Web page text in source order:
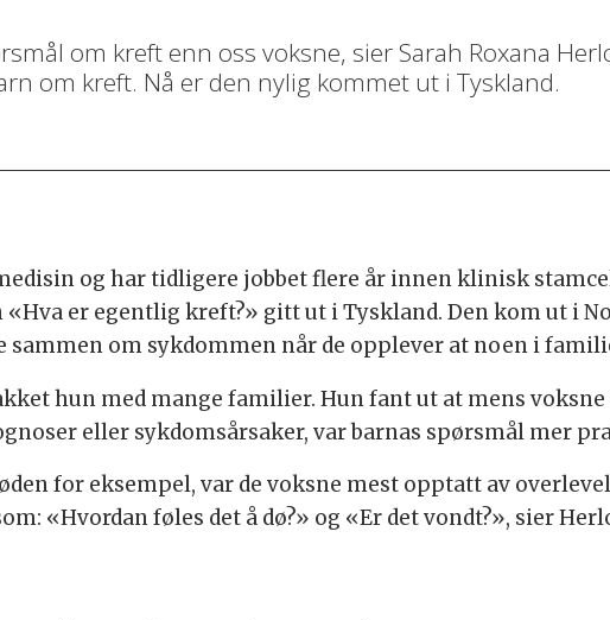
om kreft enn oss voksne, sier Sarah Roxana
om kreft. Nå er den nylig kommet ut i Tyskland.
og har tidligere jobbet flere år innen klinisk
er egentlig kreft?» gitt ut i Tyskland. Den kom ut i
sammen om sykdommen når de opplever at noen i
hun med mange familier. Hun fant ut at mens
eller sykdomsårsaker, var barnas spørsmål mer
for eksempel, var de voksne mest opptatt av
«Hvordan føles det å dø?» og «Er det vondt?», sier